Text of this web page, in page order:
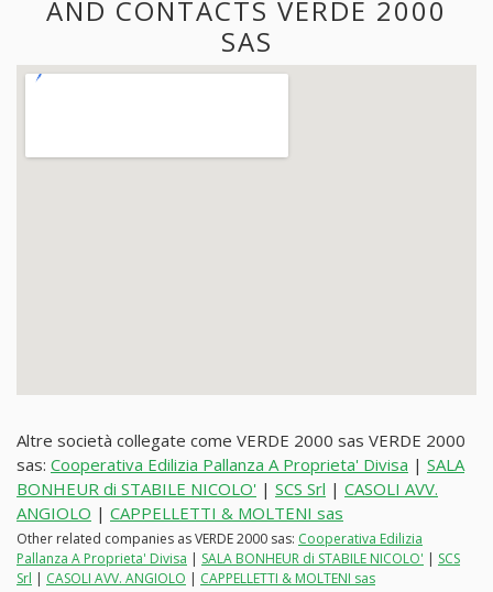
AND CONTACTS VERDE 2000
SAS
Altre società collegate come VERDE 2000 sas VERDE 2000
sas: Cooperativa Edilizia Pallanza A Proprieta' Divisa | SALA
BONHEUR di STABILE NICOLO' | SCS Srl | CASOLI AVV.
ANGIOLO | CAPPELLETTI & MOLTENI sas
Other related companies as VERDE 2000 sas: Cooperativa Edilizia
Pallanza A Proprieta' Divisa | SALA BONHEUR di STABILE NICOLO' | SCS
Srl | CASOLI AVV. ANGIOLO | CAPPELLETTI & MOLTENI sas